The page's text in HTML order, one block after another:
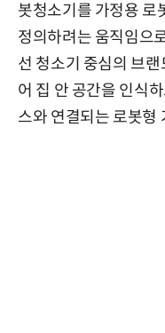
봇청소기를 가정용 로
정의하려는 움직임으
선 청소기 중심의 브
어 집 안 공간을 인식
스와 연결되는 로봇형